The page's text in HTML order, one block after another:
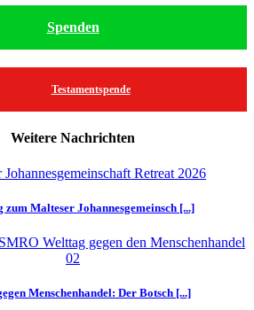
Spenden
Testamentspende
Weitere Nachrichten
zum Malteser Johannesgemeinsch [...]
Menschenhandel: Der Botsch [...]